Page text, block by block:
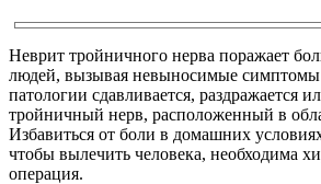
Неврит тройничного нерва поражает
людей, вызывая невыносимые
патологии сдавливается, раздражается
тройничный нерв, расположенный в
Избавиться от боли в домашних
чтобы вылечить человека, необходима
операция.